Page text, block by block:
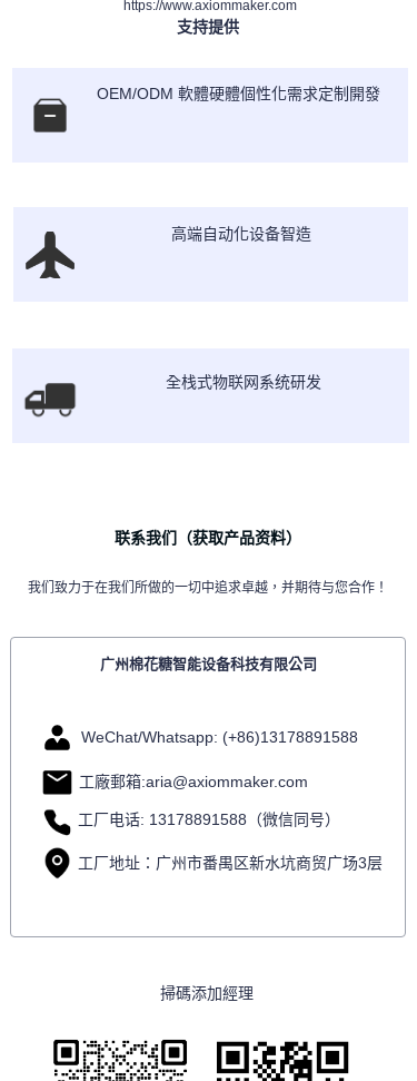
高端自动化设备智造
全栈式物联网系统研发
支持提供
OEM/ODM 軟體硬體個性化需求定制開發
https://www.axiommaker.com
联系我们（获取产品资料）
我们致力于在我们所做的一切中追求卓越，并期待与您合作！
广州棉花糖智能设备科技有限公司
WeChat/Whatsapp: (+86)13178891588
工廠郵箱:aria@axiommaker.com
工厂电话: 13178891588（微信同号）
工厂地址：广州市番禺区新水坑商贸广场3层
掃碼添加經理